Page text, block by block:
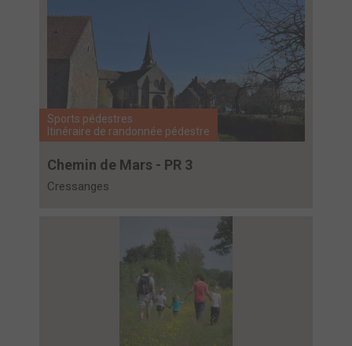
Sports pédestres
Itinéraire de randonnée pédestre
Chemin de Mars - PR 3
Cressanges